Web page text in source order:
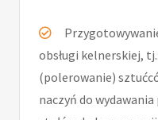
obsługi kelnerskiej,
(polerowanie)
naczyń do